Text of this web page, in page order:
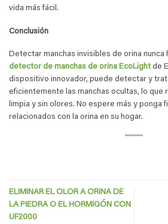
vida más fácil.
Conclusión
Detectar manchas invisibles de orina nunca
detector de manchas de orina EcoLight de
dispositivo innovador, puede detectar y
eficientemente las manchas ocultas, lo que
limpia y sin olores. No espere más y ponga
relacionados con la orina en su hogar.
ELIMINAR EL OLOR A ORINA DE
LA PIEDRA O EL HORMIGÓN CON
UF2000